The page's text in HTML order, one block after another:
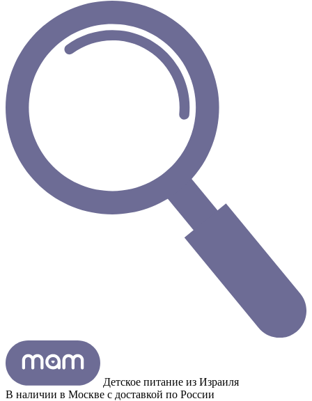
Детское питание из Израиля
В наличии в Москве с доставкой по России